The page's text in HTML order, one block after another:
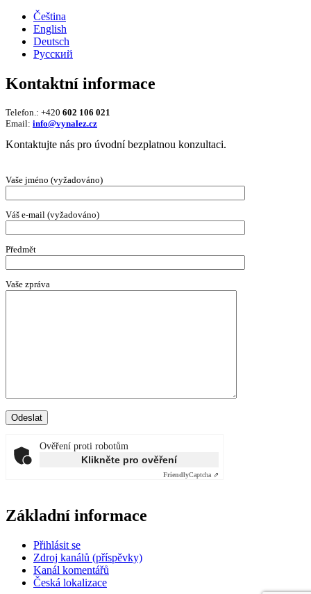
Čeština
English
Deutsch
Русский
Kontaktní informace
Telefon.: +420 602 106 021
Email: info@vynalez.cz
Kontaktujte nás pro úvodní bezplatnou konzultaci.
Vaše jméno (vyžadováno)
Váš e-mail (vyžadováno)
Předmět
Vaše zpráva
Ověření proti robotům
Klikněte pro ověření
FriendlyCaptcha ⇗
Základní informace
Přihlásit se
Zdroj kanálů (příspěvky)
Kanál komentářů
Česká lokalizace